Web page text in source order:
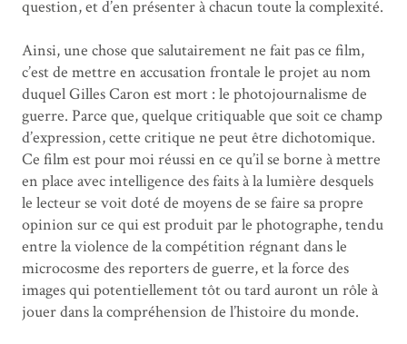
question, et d’en présenter à chacun toute la complexité.
Ainsi, une chose que salutairement ne fait pas ce film,
c’est de mettre en accusation frontale le projet au nom
duquel Gilles Caron est mort : le photojournalisme de
guerre. Parce que, quelque critiquable que soit ce champ
d’expression, cette critique ne peut être dichotomique.
Ce film est pour moi réussi en ce qu’il se borne à mettre
en place avec intelligence des faits à la lumière desquels
le lecteur se voit doté de moyens de se faire sa propre
opinion sur ce qui est produit par le photographe, tendu
entre la violence de la compétition régnant dans le
microcosme des reporters de guerre, et la force des
images qui potentiellement tôt ou tard auront un rôle à
jouer dans la compréhension de l’histoire du monde.